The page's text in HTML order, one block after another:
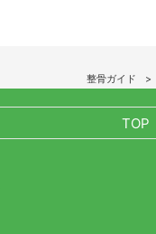
整骨ガイド
TOP